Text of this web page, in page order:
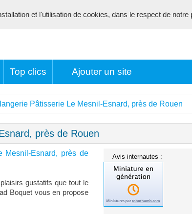
Top clics Ajouter un site
Pâtisserie Le Mesnil-Esnard, près de Rouen
près de Rouen
Mesnil-Esnard, près de
gustatifs que tout le
Boquet vous en propose
Avis internautes :
et l'utilisation de cookies, dans le respect de